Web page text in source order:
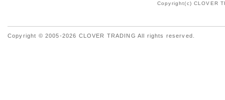
Copyright(c) CLOVER
Copyright © 2005-2026 CLOVER TRADING All rights reserved.